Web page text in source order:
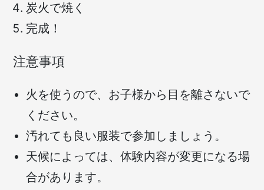
炭火で焼く
完成！
注意事項
火を使うので、お子様から目を離さないで
ください。
汚れても良い服装で参加しましょう。
天候によっては、体験内容が変更になる場
合があります。